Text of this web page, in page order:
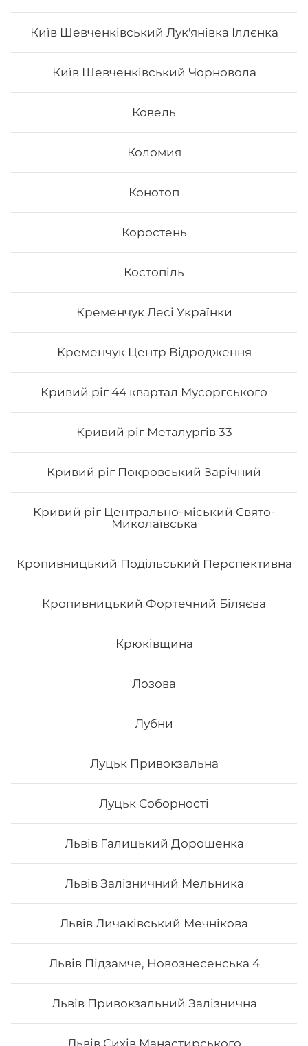
Київ Шевченківський Лук'янівка Іллєнка
Київ Шевченківський Чорновола
Ковель
Коломия
Конотоп
Коростень
Костопіль
Кременчук Лесі Українки
Кременчук Центр Відродження
Кривий ріг 44 квартал Мусоргського
Кривий ріг Металургів 33
Кривий ріг Покровський Зарічний
Кривий ріг Центрально-міський Свято-
Миколаївська
Кропивницький Подільський Перспективна
Кропивницький Фортечний Біляєва
Крюківщина
Лозова
Лубни
Луцьк Привокзальна
Луцьк Соборності
Львів Галицький Дорошенка
Львів Залізничний Мельника
Львів Личаківський Мечнікова
Львів Підзамче, Новознесенська 4
Львів Привокзальний Залізнична
Львів Сихів Манастирського
- Філадельфія з лососем - Філадельфія з тунцем -
548
Вага: 1090 г Склад: філа з лососесм ½, філа з тунцем ½,
філа з копч.лососем ½, філа з вугрем ½, філа з
тигровою креветкою ½, філа сезам ½, рол хіко мак
Сет Преміум
рол, преміум авторський авокадо рол, преміум кіото
1442₴ Хочу